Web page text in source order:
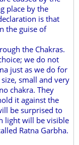
place by the
is that
the guise of
the Chakras.
we do not
just as we do for
small and very
chakra. They
it against the
be surprised to
light will be visible
Ratna Garbha.